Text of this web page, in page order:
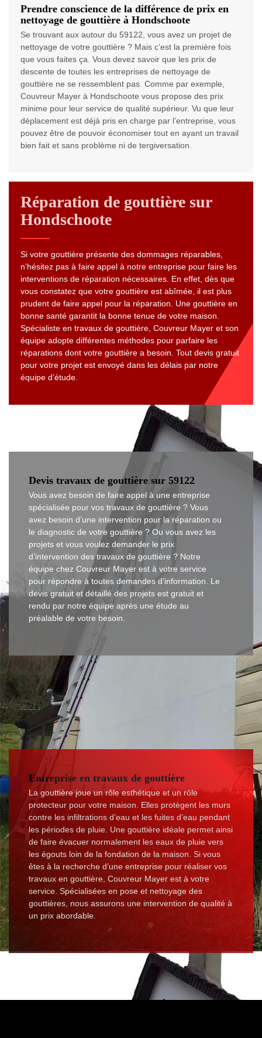
Prendre conscience de la différence de prix en
nettoyage de gouttière à Hondschoote
Se trouvant aux autour du 59122, vous avez un projet de
nettoyage de votre gouttière ? Mais c’est la première fois
que vous faites ça. Vous devez savoir que les prix de
descente de toutes les entreprises de nettoyage de
gouttière ne se ressemblent pas. Comme par exemple,
Couvreur Mayer à Hondschoote vous propose des prix
minime pour leur service de qualité supérieur. Vu que leur
déplacement est déjà pris en charge par l’entreprise, vous
pouvez être de pouvoir économiser tout en ayant un travail
bien fait et sans problème ni de tergiversation.
Réparation de gouttière sur
Hondschoote
Si votre gouttière présente des dommages réparables,
n’hésitez pas à faire appel à notre entreprise pour faire les
interventions de réparation nécessaires. En effet, dès que
vous constatez que votre gouttière est abîmée, il est plus
prudent de faire appel pour la réparation. Une gouttière en
bonne santé garantit la bonne tenue de votre maison.
Spécialiste en travaux de gouttière, Couvreur Mayer et son
équipe adopte différentes méthodes pour parfaire les
réparations dont votre gouttière a besoin. Tout devis gratuit
pour votre projet est envoyé dans les délais par notre
équipe d’étude.
Devis travaux de gouttière sur 59122
Vous avez besoin de faire appel à une entreprise
spécialisée pour vos travaux de gouttière ? Vous
avez besoin d’une intervention pour la réparation ou
le diagnostic de votre gouttière ? Ou vous avez les
projets et vous voulez demander le prix
d’intervention des travaux de gouttière ? Notre
équipe chez Couvreur Mayer est à votre service
pour répondre à toutes demandes d’information. Le
devis gratuit et détaillé des projets est gratuit et
rendu par notre équipe après une étude au
préalable de votre besoin.
Entreprise en travaux de gouttière
La gouttière joue un rôle esthétique et un rôle
protecteur pour votre maison. Elles protègent les murs
contre les infiltrations d’eau et les fuites d’eau pendant
les périodes de pluie. Une gouttière idéale permet ainsi
de faire évacuer normalement les eaux de pluie vers
les égouts loin de la fondation de la maison. Si vous
êtes à la recherche d’une entreprise pour réaliser vos
travaux en gouttière, Couvreur Mayer est à votre
service. Spécialisées en pose et nettoyage des
gouttières, nous assurons une intervention de qualité à
un prix abordable.